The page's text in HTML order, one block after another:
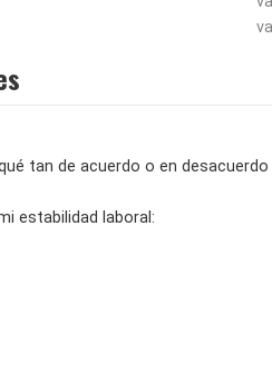
tan de acuerdo o en
estabilidad laboral: